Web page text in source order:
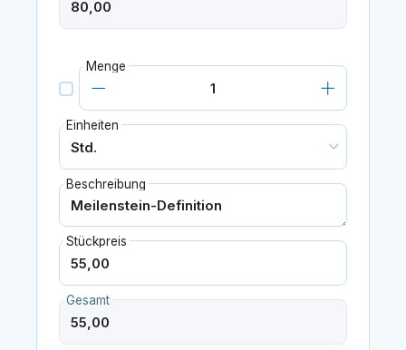
Menge
Einheiten
Beschreibung
Stückpreis
Gesamt